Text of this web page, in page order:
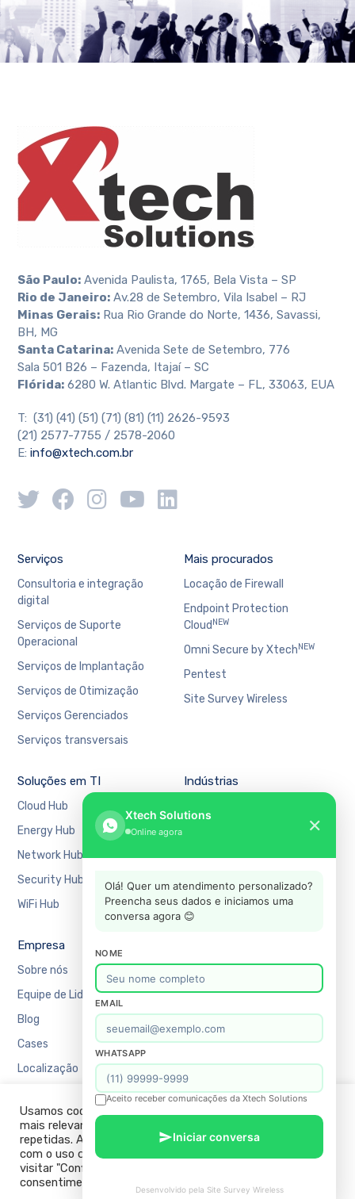
São Paulo: Avenida Paulista, 1765, Bela Vista – SP
Rio de Janeiro: Av.28 de Setembro, Vila Isabel – RJ
Minas Gerais: Rua Rio Grande do Norte, 1436, Savassi,
BH, MG
Santa Catarina: Avenida Sete de Setembro, 776
Sala 501 B26 – Fazenda, Itajaí – SC
Flórida: 6280 W. Atlantic Blvd. Margate – FL, 33063, EUA
T: (31) (41) (51) (71) (81) (11) 2626-9593
(21) 2577-7755 / 2578-2060
E:info@xtech.com.br
Serviços
Consultoria e integração
digital
Serviços de Suporte
Operacional
Serviços de Implantação
Serviços de Otimização
Serviços Gerenciados
Serviços transversais
Mais procurados
Locação de Firewall
Endpoint Protection
Cloud NEW
Omni Secure by XtechNEW
Pentest
Site Survey Wireless
Soluções em TI
Cloud Hub
Energy Hub
Network Hub
Security Hub
WiFi Hub
Indústrias
Manufatura
Mercado Financeiro
Varejo
Empresa
Sobre nós
Equipe de Liderança
Blog
Cases
Localização
Recursos
Academy
Blog
Contato
FAQ
Política de Privacidade
Usamos cookies em nosso site para fornecer a experiência
mais relevante, lembrando suas preferências e visitas
repetidas. Ao clicar em “ACEITAR TODOS”, você concorda
com o uso de TODOS os cookies. No entanto, você pode
visitar "Configurações de cookies" para fornecer um
consentimento controlado.
Xtech Solutions
Online agora ✕
Olá! Quer um atendimento personalizado?
Preencha seus dados e iniciamos uma
conversa agora 😊
NOME
EMAIL
WHATSAPP
Aceito receber comunicações da Xtech Solutions
Iniciar conversa
Desenvolvido pela Site Survey Wireless